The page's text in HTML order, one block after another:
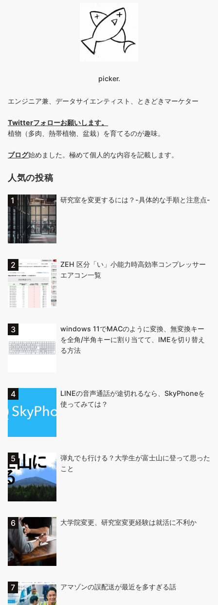
picker.
エンジニア兼、データサイエンティスト、ときどきマーケター
Twitterフォローお願いします。
植物（多肉、熱帯植物、盆栽）を育てるのが趣味。
ブログ始めました。極めて個人的な内容を記載します。
人気の投稿
研究室を変更するには？-具体的な手順と注意点-
ZEH 区分「い」小能力時高効率コンプレッサー
エアコン一覧
windows 11でMACのように変換、無変換キー
を全角/半角キーに割り当てて、IMEを切り替え
る方法
LINEの音声通話が途切れるなら、SkyPhoneを
使ってみては？
弾丸でも行ける？大学生が富士山に登って思った
こと
大学院変更、研究室変更経験は就活に不利か
アマゾンの誤配送が最近を多すぎる話